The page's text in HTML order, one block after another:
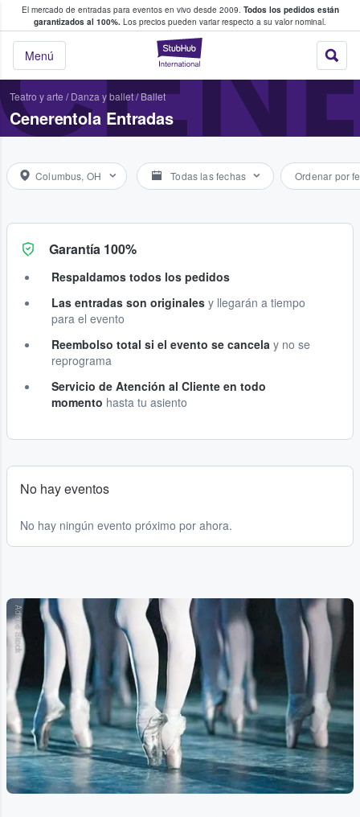
El mercado de entradas para eventos en vivo desde 2009. Todos los pedidos están
garantizados al 100%. Los precios pueden variar respecto a su valor nominal.
StubHub:
Menú
y venta de entradas entre fans
Teatro y arte / Danza y ballet/Ballet
Cenerentola Entradas
Columbus, OH Todas las fechas Ordenar por
Garantía 100%
Respaldamos todos los pedidos
Las entradas son originales y llegarán a tiempo
para el evento
Reembolso total si el evento se cancela y no se
reprograma
Servicio de Atención al Cliente en todo
momento hasta tu asiento
No hay eventos
No hay ningún evento próximo por ahora.
Adobe Stock